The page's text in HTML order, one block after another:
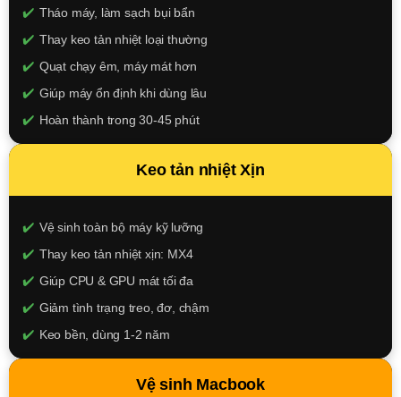
Tháo máy, làm sạch bụi bẩn
Thay keo tản nhiệt loại thường
Quạt chạy êm, máy mát hơn
Giúp máy ổn định khi dùng lâu
Hoàn thành trong 30-45 phút
XEM CHI TIẾT
Keo tản nhiệt Xịn
Vệ sinh toàn bộ máy kỹ lưỡng
Thay keo tản nhiệt xịn: MX4
Giúp CPU & GPU mát tối đa
Giảm tình trạng treo, đơ, chậm
Keo bền, dùng 1-2 năm
Vệ sinh Macbook